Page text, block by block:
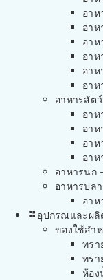
อาห
อาห
อาห
อาห
อาห
อาห
อาหารสัต
อาห
อาห
อาห
อาห
อาหารนก
อาหารปล
อาห
อุปกรณและผลิ
ของใช้สำ
ทรา
ทรา
ห้อง